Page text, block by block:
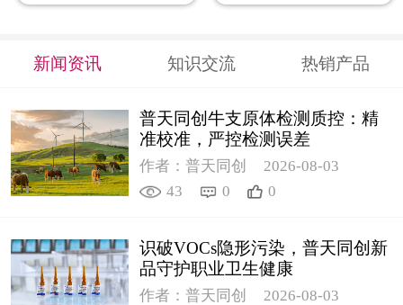
新闻资讯 知识交流 热销产品
普天同创牛支原体检测质控：精
准校准，严控检测误差
作者：普天同创
2026-08-03
43
0 0
识破VOCs隐形污染，普天同创新
品守护职业卫生健康
作者：普天同创
2026-08-03